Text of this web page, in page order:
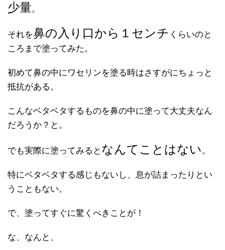
少量。
それを鼻の入り口から１センチ くらいのと
ころまで塗ってみた。
初めて鼻の中にワセリンを塗る時はさすがにちょっと
抵抗がある。
こんなベタベタするものを鼻の中に塗って大丈夫なん
だろうか？と。
でも実際に塗ってみると なんてことはない。
特にベタベタする感じもないし、息が詰まったりとい
うこともない。
で、塗ってすぐに驚くべきことが！
な、なんと、